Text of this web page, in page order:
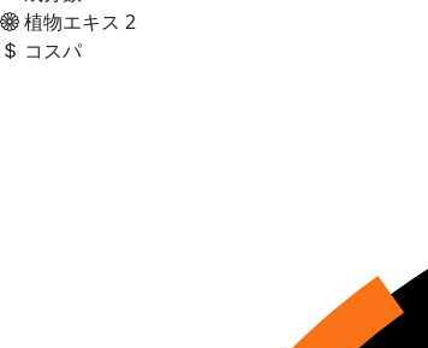
植物エキス 2
コスパ